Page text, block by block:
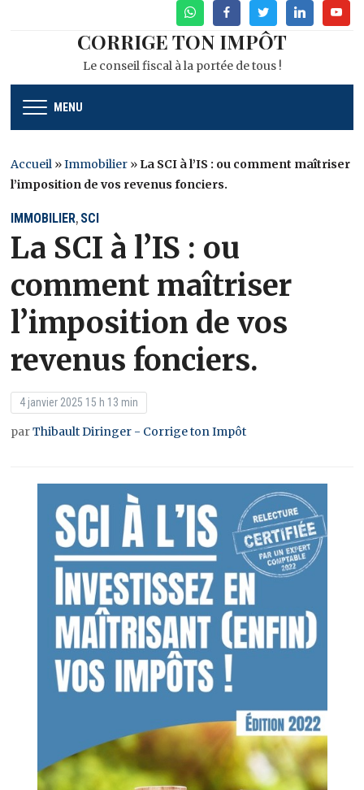
WhatsAppFacebookTwitterLinkedin
CORRIGE TON IMPÔT
Le conseil fiscal à la portée de tous !
MENU
Accueil »Immobilier » La SCI à l’IS : ou comment maîtriser
l’imposition de vos revenus fonciers.
IMMOBILIER, SCI
La SCI à l’IS : ou
comment maîtriser
l’imposition de vos
revenus fonciers.
4 janvier 2025 15 h 13 min
parThibault Diringer - Corrige ton Impôt